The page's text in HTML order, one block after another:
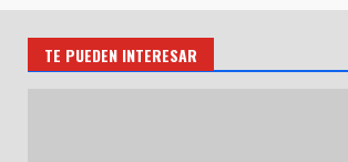
TE PUEDEN INTERESAR